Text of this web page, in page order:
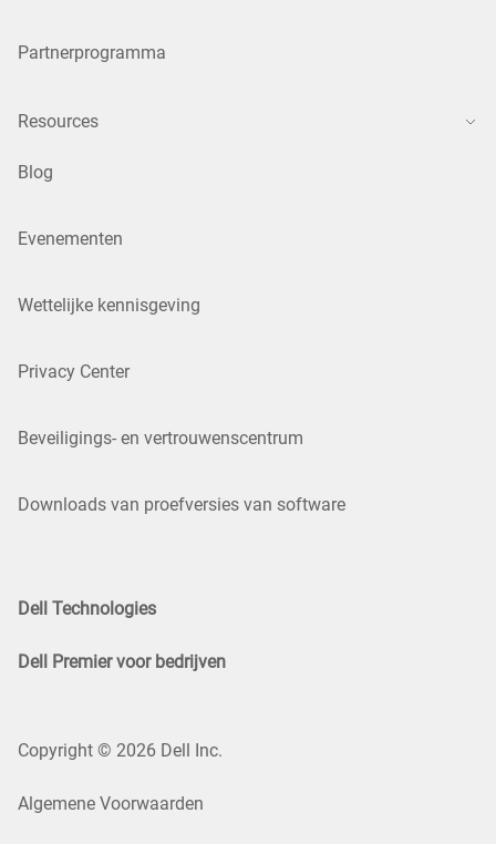
Partnerprogramma
Resources
Blog
Evenementen
Wettelijke kennisgeving
Privacy Center
Beveiligings- en vertrouwenscentrum
Downloads van proefversies van software
Dell Technologies
Dell Premier voor bedrijven
Copyright © 2026 Dell Inc.
Algemene Voorwaarden